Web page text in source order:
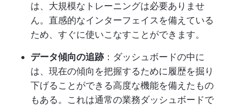
は、大規模なトレーニングは必要ありませ
ん。直感的なインターフェイスを備えている
ため、すぐに使いこなすことができます。
データ傾向の追跡：ダッシュボードの中に
は、現在の傾向を把握するために履歴を掘り
下げることができる高度な機能を備えたもの
もある。これは通常の業務ダッシュボードで